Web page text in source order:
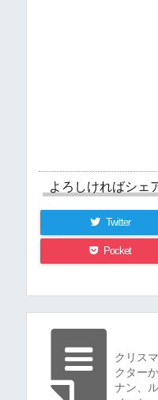
よろしければシェ
Twitter
Pocket
クリス
クター
ナン、